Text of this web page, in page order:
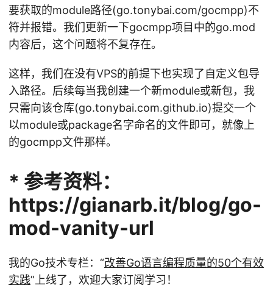
要获取的module路径(go.tonybai.com/gocmpp)不
符并报错。我们更新一下gocmpp项目中的go.mod
内容后，这个问题将不复存在。
这样，我们在没有VPS的前提下也实现了自定义包导
入路径。后续每当我创建一个新module或新包，我
只需向该仓库(go.tonybai.com.github.io)提交一个
以module或package名字命名的文件即可，就像上
的gocmpp文件那样。
* 参考资料：
https://gianarb.it/blog/go-
mod-vanity-url
我的Go技术专栏：“改善Go语⾔编程质量的50个有效
实践”上线了，欢迎大家订阅学习！